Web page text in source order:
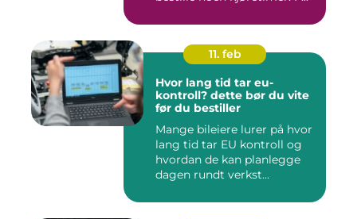
11. feb
Hvor lang tid tar eu-
kontroll? dette bør du vite
før du bestiller
Mange bileiere lurer på hvor
lang tid tar EU kontroll og
hvordan de kan planlegge
dagen rundt verkst...